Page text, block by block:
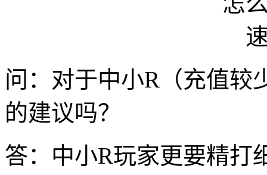
问：对于中小R（充值较
的建议吗？
答：中小R玩家更要精打